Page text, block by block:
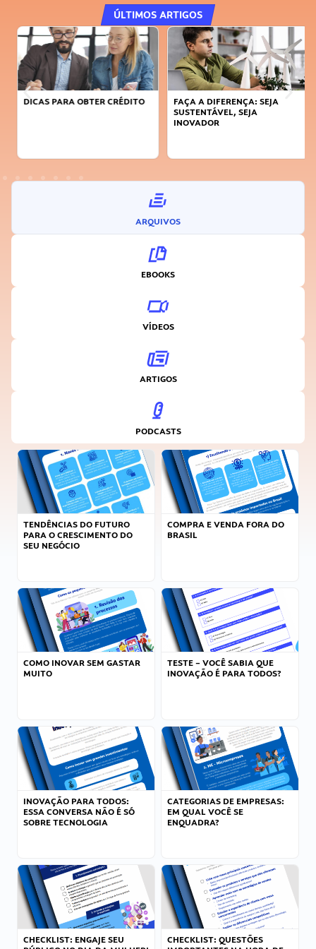
ÚLTIMOS ARTIGOS
DICAS PARA OBTER CRÉDITO
FAÇA A DIFERENÇA: SEJA
SUSTENTÁVEL, SEJA
INOVADOR
ARQUIVOS
EBOOKS
VÍDEOS
ARTIGOS
PODCASTS
TENDÊNCIAS DO FUTURO
PARA O CRESCIMENTO DO
SEU NEGÓCIO
COMPRA E VENDA FORA DO
BRASIL
COMO INOVAR SEM GASTAR
MUITO
TESTE – VOCÊ SABIA QUE
INOVAÇÃO É PARA TODOS?
INOVAÇÃO PARA TODOS:
ESSA CONVERSA NÃO É SÓ
SOBRE TECNOLOGIA
CATEGORIAS DE EMPRESAS:
EM QUAL VOCÊ SE
ENQUADRA?
CHECKLIST: ENGAJE SEU
CHECKLIST: QUESTÕES